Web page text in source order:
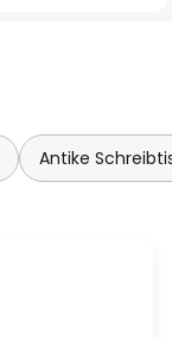
Antike